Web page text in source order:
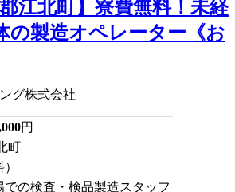
江北町】寮費無料！未経
の製造オペレーター《お
グ株式会社
円
町
での検査・検品製造スタッフ